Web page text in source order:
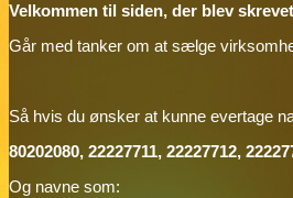
Velkommen til siden, der blev
Går med tanker om at sælge
Så hvis du ønsker at kunne evertage
80202080, 22227711, 22227712,
Og navne som: